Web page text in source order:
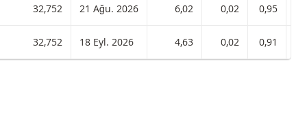
ISIN koduyla:
32,752 21 Ağu. 2026 6,02 0,02 0,95
ISIN koduyla:
32,752 18 Eyl. 2026 4,63 0,02 0,91